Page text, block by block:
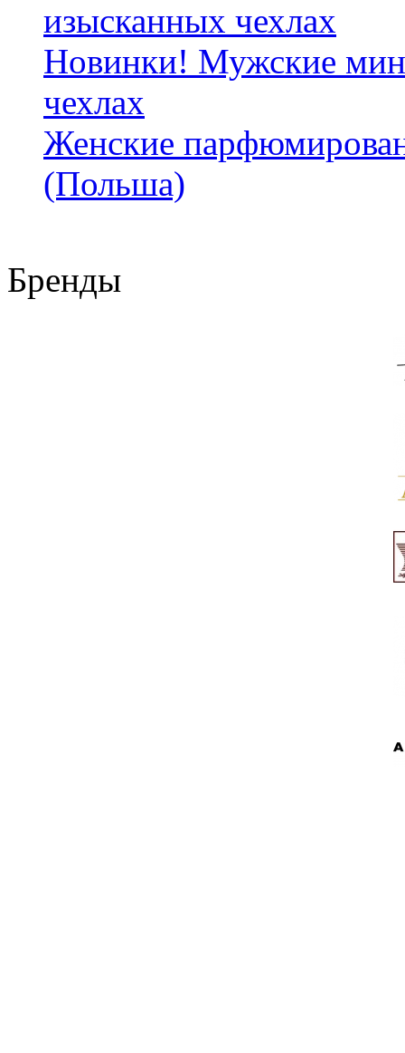
изысканных чехлах
Новинки! Мужские
чехлах
Женские
(Польша)
Бренды